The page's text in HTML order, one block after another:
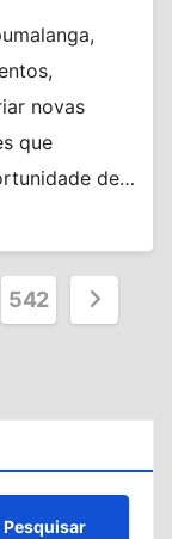
novas
que
de…
542
Pesquisar